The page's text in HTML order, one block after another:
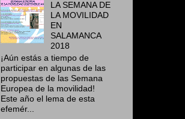
LA SEMANA DE
LA MOVILIDAD
EN
SALAMANCA
2018
¡Aún estás a tiempo de
participar en algunas de las
propuestas de las Semana
Europea de la movilidad!
Este año el lema de esta
efemér...